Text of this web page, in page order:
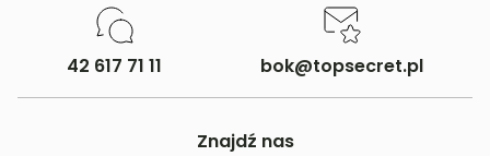
42 617 71 11 bok@topsecret.pl
Znajdź nas